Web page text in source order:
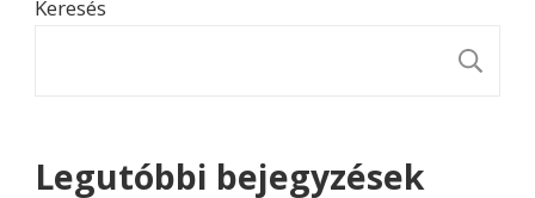
Keresés
Legutóbbi bejegyzések